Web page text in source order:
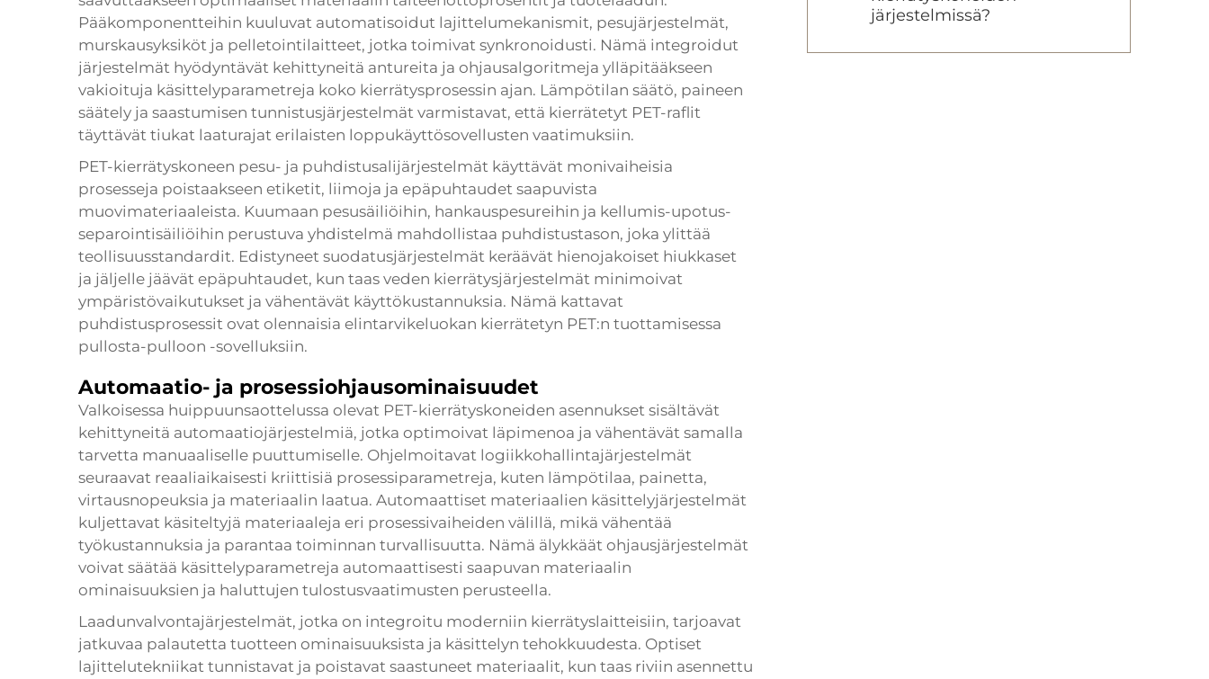
Pääkomponentteihin kuuluvat automatisoidut lajittelumekanismit, pesujärjestelmät,
murskausyksiköt ja pelletointilaitteet, jotka toimivat synkronoidusti. Nämä integroidut
järjestelmät hyödyntävät kehittyneitä antureita ja ohjausalgoritmeja ylläpitääkseen
vakioituja käsittelyparametreja koko kierrätysprosessin ajan. Lämpötilan säätö, paineen
säätely ja saastumisen tunnistusjärjestelmät varmistavat, että kierrätetyt PET-raflit
täyttävät tiukat laaturajat erilaisten loppukäyttösovellusten vaatimuksiin.
PET-kierrätyskoneen pesu- ja puhdistusalijärjestelmät käyttävät monivaiheisia
prosesseja poistaakseen etiketit, liimoja ja epäpuhtaudet saapuvista
muovimateriaaleista. Kuumaan pesusäiliöihin, hankauspesureihin ja kellumis-upotus-
separointisäiliöihin perustuva yhdistelmä mahdollistaa puhdistustason, joka ylittää
teollisuusstandardit. Edistyneet suodatusjärjestelmät keräävät hienojakoiset hiukkaset
ja jäljelle jäävät epäpuhtaudet, kun taas veden kierrätysjärjestelmät minimoivat
ympäristövaikutukset ja vähentävät käyttökustannuksia. Nämä kattavat
puhdistusprosessit ovat olennaisia elintarvikeluokan kierrätetyn PET:n tuottamisessa
pullosta-pulloon -sovelluksiin.
Automaatio- ja prosessiohjausominaisuudet
Valkoisessa huippuunsaottelussa olevat PET-kierrätyskoneiden asennukset sisältävät
kehittyneitä automaatiojärjestelmiä, jotka optimoivat läpimenoa ja vähentävät samalla
tarvetta manuaaliselle puuttumiselle. Ohjelmoitavat logiikkohallintajärjestelmät
seuraavat reaaliaikaisesti kriittisiä prosessiparametreja, kuten lämpötilaa, painetta,
virtausnopeuksia ja materiaalin laatua. Automaattiset materiaalien käsittelyjärjestelmät
kuljettavat käsiteltyjä materiaaleja eri prosessivaiheiden välillä, mikä vähentää
työkustannuksia ja parantaa toiminnan turvallisuutta. Nämä älykkäät ohjausjärjestelmät
voivat säätää käsittelyparametreja automaattisesti saapuvan materiaalin
ominaisuuksien ja haluttujen tulostusvaatimusten perusteella.
Laadunvalvontajärjestelmät, jotka on integroitu moderniin kierrätyslaitteisiin, tarjoavat
jatkuvaa palautetta tuotteen ominaisuuksista ja käsittelyn tehokkuudesta. Optiset
lajittelutekniikat tunnistavat ja poistavat saastuneet materiaalit, kun taas riviin asennettu
järjestelmissä?